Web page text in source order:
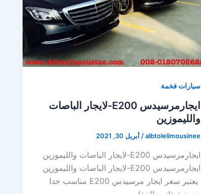
سيارات فخمة
ايجارمرسيدس E200-لايجار الباصات
والليموزين
albtolelimousinee
/ أبريل 30, 2021
ايجارمرسيدس E200-لايجار الباصات والليموزين
ايجارمرسيدس E200-لايجار الباصات والليموزين
يعتبر سعر ايجار مرسيدس E200 مناسب جدا